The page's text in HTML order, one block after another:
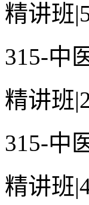
精讲班|
315-中
精讲班|
315-中
精讲班|